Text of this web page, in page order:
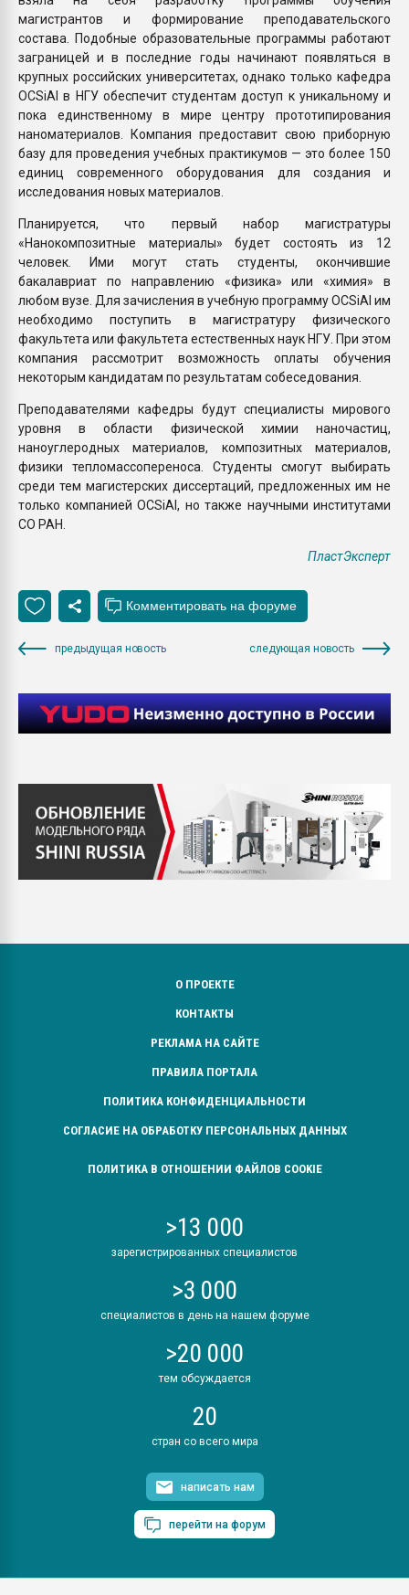
магистрантов и формирование преподавательского
состава. Подобные образовательные программы работают
заграницей и в последние годы начинают появляться в
крупных российских университетах, однако только кафедра
OCSiAl в НГУ обеспечит студентам доступ к уникальному и
пока единственному в мире центру прототипирования
наноматериалов. Компания предоставит свою приборную
базу для проведения учебных практикумов — это более 150
единиц современного оборудования для создания и
исследования новых материалов.
Планируется, что первый набор магистратуры
«Нанокомпозитные материалы» будет состоять из 12
человек. Ими могут стать студенты, окончившие
бакалавриат по направлению «физика» или «химия» в
любом вузе. Для зачисления в учебную программу OCSiAl им
необходимо поступить в магистратуру физического
факультета или факультета естественных наук НГУ. При этом
компания рассмотрит возможность оплаты обучения
некоторым кандидатам по результатам собеседования.
Преподавателями кафедры будут специалисты мирового
уровня в области физической химии наночастиц,
наноуглеродных материалов, композитных материалов,
физики тепломассопереноса. Студенты смогут выбирать
среди тем магистерских диссертаций, предложенных им не
только компанией OCSiAl, но также научными институтами
СО РАН.
ПластЭксперт
предыдущая новость следующая новость
О ПРОЕКТЕ
КОНТАКТЫ
РЕКЛАМА НА САЙТЕ
ПРАВИЛА ПОРТАЛА
ПОЛИТИКА КОНФИДЕНЦИАЛЬНОСТИ
СОГЛАСИЕ НА ОБРАБОТКУ ПЕРСОНАЛЬНЫХ ДАННЫХ
ПОЛИТИКА В ОТНОШЕНИИ ФАЙЛОВ COOKIE
>13 000
зарегистрированных специалистов
>3 000
специалистов в день на нашем форуме
>20 000
тем обсуждается
20
стран со всего мира
написать нам
перейти на форум